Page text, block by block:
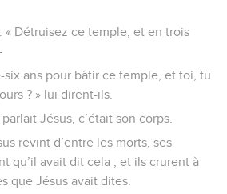
« Détruisez ce temple, et en trois
six ans pour bâtir ce temple, et toi, tu
? » lui dirent-ils.
Jésus, c’était son corps.
revint d’entre les morts, ses
qu’il avait dit cela ; et ils crurent à
que Jésus avait dites.